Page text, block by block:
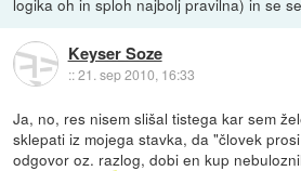
Keyser Soze
::21. sep 2010, 16:33
Ja, no, res nisem slišal tistega kar sem
sklepati iz mojega stavka, da "človek
odgovor oz. razlog, dobi en kup